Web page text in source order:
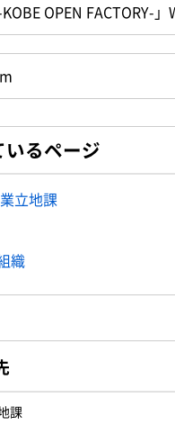
OPEN FACTORY-」
るページ
立地課
織
課